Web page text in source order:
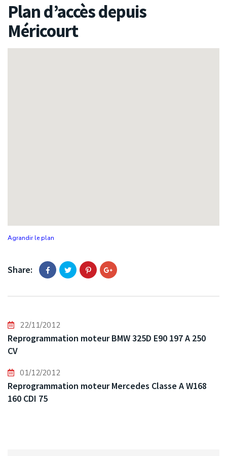
Plan d’accès depuis
Méricourt
Agrandir le plan
Share:
22/11/2012
Reprogrammation moteur BMW 325D E90 197 A 250
CV
01/12/2012
Reprogrammation moteur Mercedes Classe A W168
160 CDI 75